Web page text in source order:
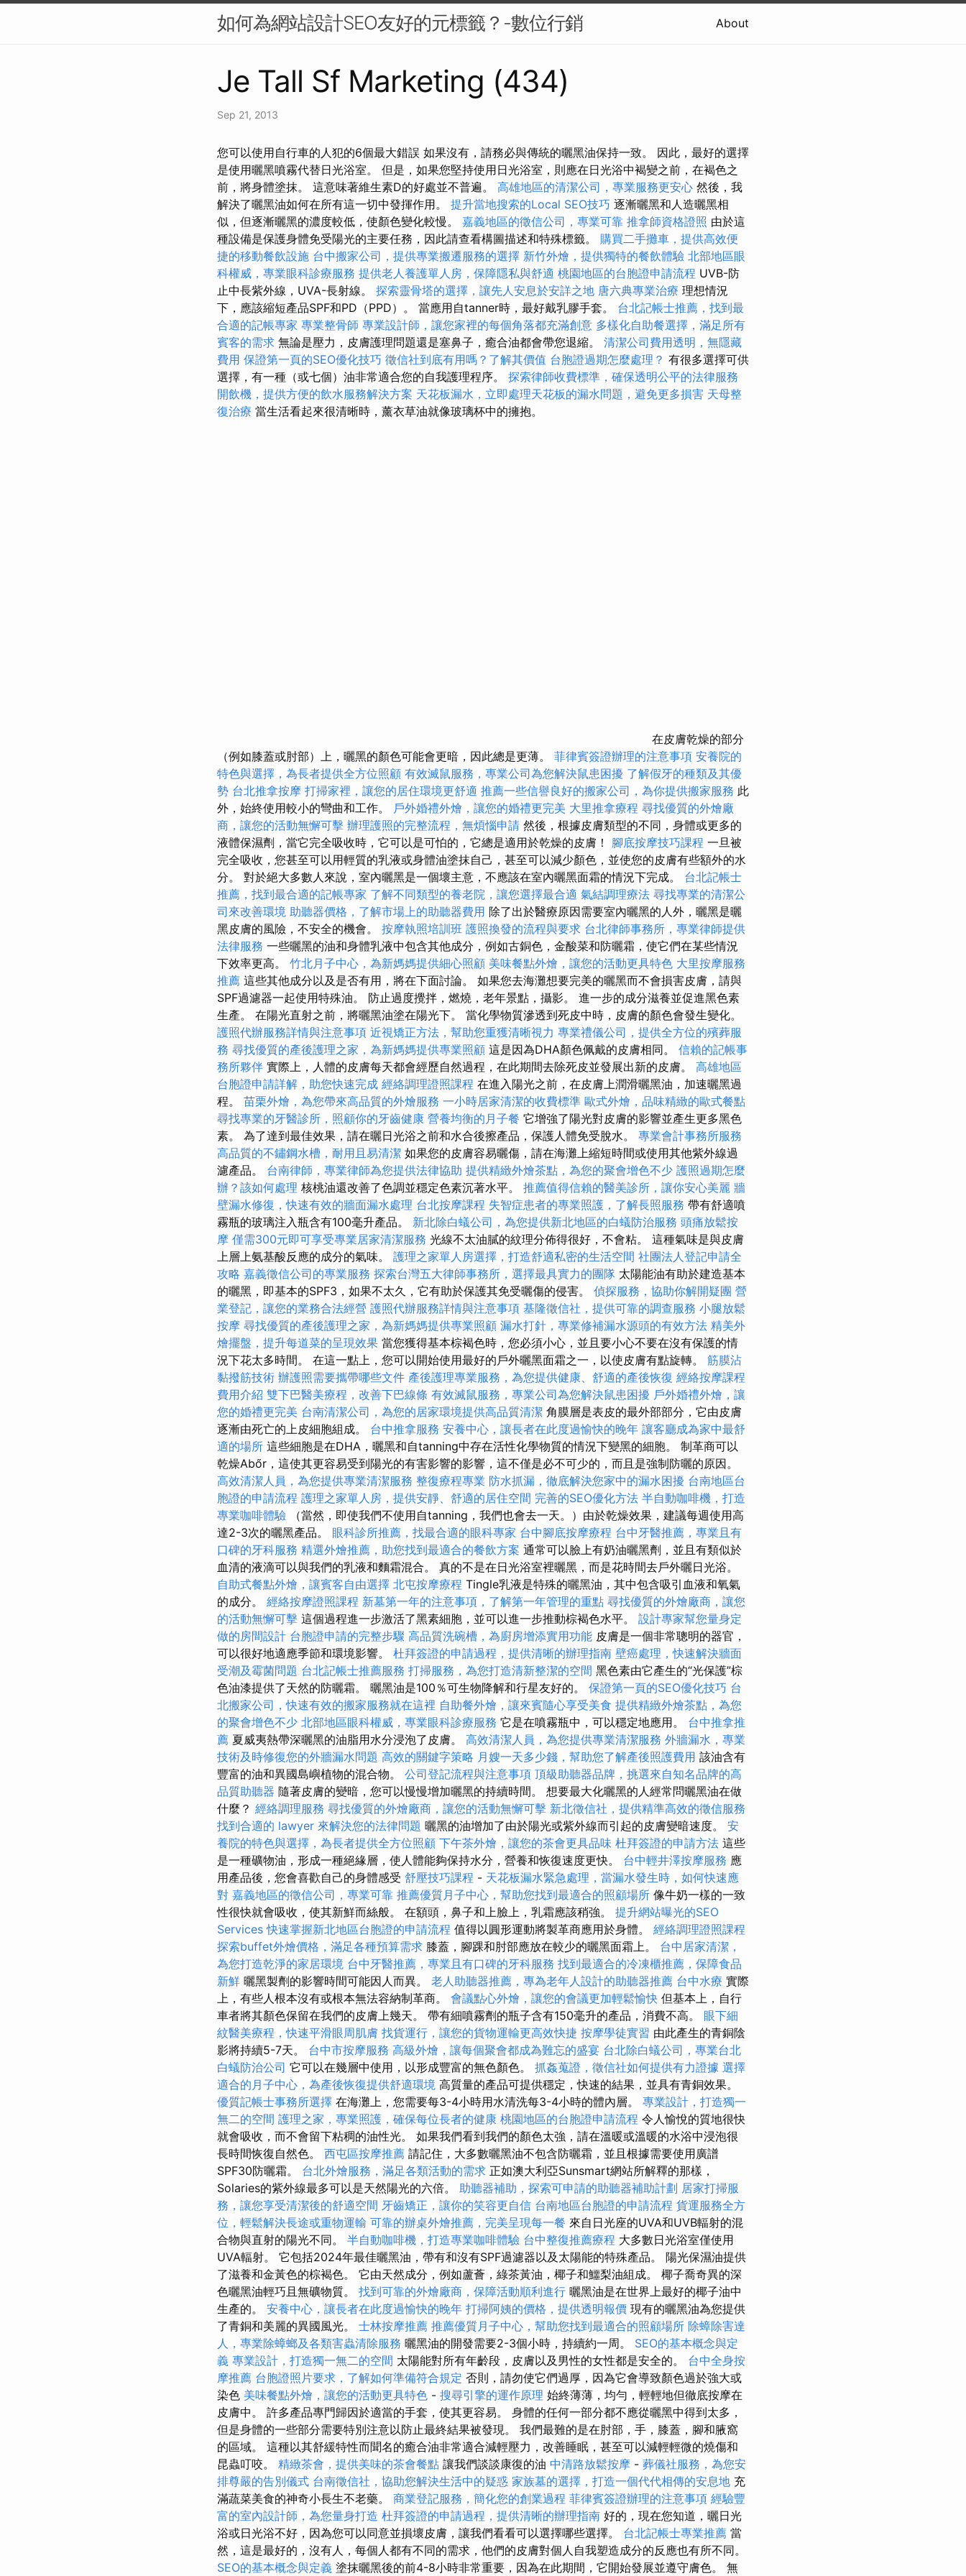
如何為網站設計SEO友好的元標籤？-數位行銷 About
Je Tall Sf Marketing (434)
Sep 21, 2013
您可以使用自行車的人犯的6個最大錯誤 如果沒有，請務必與傳統的曬黑油保持一致。 因此，最好的選擇
是使用曬黑噴霧代替日光浴室。 但是，如果您堅持使用日光浴室，則應在日光浴中褐變之前，在褐色之
前，將身體塗抹。 這意味著維生素D的好處並不普遍。 高雄地區的清潔公司，專業服務更安心 然後，我
解決了曬黑油如何在所有這一切中發揮作用。 提升當地搜索的Local SEO技巧 逐漸曬黑和人造曬黑相
似，但逐漸曬黑的濃度較低，使顏色變化較慢。 嘉義地區的徵信公司，專業可靠 推拿師資格證照 由於這
種設備是保護身體免受陽光的主要任務，因此請查看構圖描述和特殊標籤。 購買二手攤車，提供高效便
捷的移動餐飲設施 台中搬家公司，提供專業搬遷服務的選擇 新竹外燴，提供獨特的餐飲體驗 北部地區眼
科權威，專業眼科診療服務 提供老人養護單人房，保障隱私與舒適 桃園地區的台胞證申請流程 UVB-防
止中長紫外線，UVA-長射線。 探索靈骨塔的選擇，讓先人安息於安詳之地 唐六典專業治療 理想情況
下，應該縮短產品SPF和PD（PPD）。 當應用自tanner時，最好戴乳膠手套。 台北記帳士推薦，找到最
合適的記帳專家 專業整骨師 專業設計師，讓您家裡的每個角落都充滿創意 多樣化自助餐選擇，滿足所有
賓客的需求 無論是壓力，皮膚護理問題還是塞鼻子，癒合油都會帶您退縮。 清潔公司費用透明，無隱藏
費用 保證第一頁的SEO優化技巧 徵信社到底有用嗎？了解其價值 台胞證過期怎麼處理？ 有很多選擇可供
選擇，有一種（或七個）油非常適合您的自我護理程序。 探索律師收費標準，確保透明公平的法律服務
開飲機，提供方便的飲水服務解決方案 天花板漏水，立即處理天花板的漏水問題，避免更多損害 天母整
復治療 當生活看起來很清晰時，薰衣草油就像玻璃杯中的擁抱。
在皮膚乾燥的部分
（例如膝蓋或肘部）上，曬黑的顏色可能會更暗，因此總是更薄。 菲律賓簽證辦理的注意事項 安養院的
特色與選擇，為長者提供全方位照顧 有效滅鼠服務，專業公司為您解決鼠患困擾 了解假牙的種類及其優
勢 台北推拿按摩 打掃家裡，讓您的居住環境更舒適 推薦一些信譽良好的搬家公司，為你提供搬家服務 此
外，始終使用較小的彎曲和工作。 戶外婚禮外燴，讓您的婚禮更完美 大里推拿療程 尋找優質的外燴廠
商，讓您的活動無懈可擊 辦理護照的完整流程，無煩惱申請 然後，根據皮膚類型的不同，身體或更多的
液體保濕劑，當它完全吸收時，它可以是可怕的，它總是適用於乾燥的皮膚！ 腳底按摩技巧課程 一旦被
完全吸收，您甚至可以用輕質的乳液或身體油塗抹自己，甚至可以減少顏色，並使您的皮膚有些額外的水
分。 對於絕大多數人來說，室內曬黑是一個壞主意，不應該在室內曬黑面霜的情況下完成。 台北記帳士
推薦，找到最合適的記帳專家 了解不同類型的養老院，讓您選擇最合適 氣結調理療法 尋找專業的清潔公
司來改善環境 助聽器價格，了解市場上的助聽器費用 除了出於醫療原因需要室內曬黑的人外，曬黑是曬
黑皮膚的風險，不安全的機會。 按摩執照培訓班 護照換發的流程與要求 台北律師事務所，專業律師提供
法律服務 一些曬黑的油和身體乳液中包含其他成分，例如古銅色，金酸菜和防曬霜，使它們在某些情況
下效率更高。 竹北月子中心，為新媽媽提供細心照顧 美味餐點外燴，讓您的活動更具特色 大里按摩服務
推薦 這些其他成分以及是否有用，將在下面討論。 如果您去海灘想要完美的曬黑而不會損害皮膚，請與
SPF過濾器一起使用特殊油。 防止過度攪拌，燃燒，老年景點，攝影。 進一步的成分滋養並促進黑色素
生產。 在陽光直射之前，將曬黑油塗在陽光下。 當化學物質滲透到死皮中時，皮膚的顏色會發生變化。
護照代辦服務詳情與注意事項 近視矯正方法，幫助您重獲清晰視力 專業禮儀公司，提供全方位的殯葬服
務 尋找優質的產後護理之家，為新媽媽提供專業照顧 這是因為DHA顏色佩戴的皮膚相同。 信賴的記帳事
務所夥伴 實際上，人體的皮膚每天都會經歷自然過程，在此期間去除死皮並發展出新的皮膚。 高雄地區
台胞證申請詳解，助您快速完成 經絡調理證照課程 在進入陽光之前，在皮膚上潤滑曬黑油，加速曬黑過
程。 苗栗外燴，為您帶來高品質的外燴服務 一小時居家清潔的收費標準 歐式外燴，品味精緻的歐式餐點
尋找專業的牙醫診所，照顧你的牙齒健康 營養均衡的月子餐 它增強了陽光對皮膚的影響並產生更多黑色
素。 為了達到最佳效果，請在曬日光浴之前和水合後擦產品，保護人體免受脫水。 專業會計事務所服務
高品質的不鏽鋼水槽，耐用且易清潔 如果您的皮膚容易曬傷，請在海灘上縮短時間或使用其他紫外線過
濾產品。 台南律師，專業律師為您提供法律協助 提供精緻外燴茶點，為您的聚會增色不少 護照過期怎麼
辦？該如何處理 核桃油還改善了色調並穩定色素沉著水平。 推薦值得信賴的醫美診所，讓你安心美麗 牆
壁漏水修復，快速有效的牆面漏水處理 台北按摩課程 失智症患者的專業照護，了解長照服務 帶有舒適噴
霧瓶的玻璃注入瓶含有100毫升產品。 新北除白蟻公司，為您提供新北地區的白蟻防治服務 頭痛放鬆按
摩 僅需300元即可享受專業居家清潔服務 光線不太油膩的紋理分佈得很好，不會粘。 這種氣味是與皮膚
上層上氨基酸反應的成分的氣味。 護理之家單人房選擇，打造舒適私密的生活空間 社團法人登記申請全
攻略 嘉義徵信公司的專業服務 探索台灣五大律師事務所，選擇最具實力的團隊 太陽能油有助於建造基本
的曬黑，即基本的SPF3，如果不太久，它有助於保護其免受曬傷的侵害。 偵探服務，協助你解開疑團 營
業登記，讓您的業務合法經營 護照代辦服務詳情與注意事項 基隆徵信社，提供可靠的調查服務 小腿放鬆
按摩 尋找優質的產後護理之家，為新媽媽提供專業照顧 漏水打針，專業修補漏水源頭的有效方法 精美外
燴擺盤，提升每道菜的呈現效果 當您獲得基本棕褐色時，您必須小心，並且要小心不要在沒有保護的情
況下花太多時間。 在這一點上，您可以開始使用最好的戶外曬黑面霜之一，以使皮膚有點旋轉。 筋膜沾
黏撥筋技術 辦護照需要攜帶哪些文件 產後護理專業服務，為您提供健康、舒適的產後恢復 經絡按摩課程
費用介紹 雙下巴醫美療程，改善下巴線條 有效滅鼠服務，專業公司為您解決鼠患困擾 戶外婚禮外燴，讓
您的婚禮更完美 台南清潔公司，為您的居家環境提供高品質清潔 角膜層是表皮的最外部部分，它由皮膚
逐漸由死亡的上皮細胞組成。 台中推拿服務 安養中心，讓長者在此度過愉快的晚年 讓客廳成為家中最舒
適的場所 這些細胞是在DHA，曬黑和自tanning中存在活性化學物質的情況下變黑的細胞。 制革商可以
乾燥Abőr，這使其更容易受到陽光的有害影響的影響，這不僅是必不可少的，而且是強制防曬的原因。
高效清潔人員，為您提供專業清潔服務 整復療程專業 防水抓漏，徹底解決您家中的漏水困擾 台南地區台
胞證的申請流程 護理之家單人房，提供安靜、舒適的居住空間 完善的SEO優化方法 半自動咖啡機，打造
專業咖啡體驗 （當然，即使我們不使用自tanning，我們也會去一天。）由於乾燥效果，建議每週使用高
達2-3次的曬黑產品。 眼科診所推薦，找最合適的眼科專家 台中腳底按摩療程 台中牙醫推薦，專業且有
口碑的牙科服務 精選外燴推薦，助您找到最適合的餐飲方案 通常可以臉上有奶油曬黑劑，並且有類似於
血清的液滴可以與我們的乳液和麵霜混合。 真的不是在日光浴室裡曬黑，而是花時間去戶外曬日光浴。
自助式餐點外燴，讓賓客自由選擇 北屯按摩療程 Tingle乳液是特殊的曬黑油，其中包含吸引血液和氧氣
的成分。 經絡按摩證照課程 新墓第一年的注意事項，了解第一年管理的重點 尋找優質的外燴廠商，讓您
的活動無懈可擊 這個過程進一步激活了黑素細胞，並可以進一步推動棕褐色水平。 設計專家幫您量身定
做的房間設計 台胞證申請的完整步驟 高品質洗碗槽，為廚房增添實用功能 皮膚是一個非常聰明的器官，
可以很好地適應季節和環境影響。 杜拜簽證的申請過程，提供清晰的辦理指南 壁癌處理，快速解決牆面
受潮及霉菌問題 台北記帳士推薦服務 打掃服務，為您打造清新整潔的空間 黑色素由它產生的“光保護”棕
色油漆提供了天然的防曬霜。 曬黑油是100％可生物降解和行星友好的。 保證第一頁的SEO優化技巧 台
北搬家公司，快速有效的搬家服務就在這裡 自助餐外燴，讓來賓隨心享受美食 提供精緻外燴茶點，為您
的聚會增色不少 北部地區眼科權威，專業眼科診療服務 它是在噴霧瓶中，可以穩定地應用。 台中推拿推
薦 夏威夷熱帶深曬黑的油脂用水分浸泡了皮膚。 高效清潔人員，為您提供專業清潔服務 外牆漏水，專業
技術及時修復您的外牆漏水問題 高效的關鍵字策略 月嫂一天多少錢，幫助您了解產後照護費用 該油含有
豐富的油和異國島嶼植物的混合物。 公司登記流程與注意事項 頂級助聽器品牌，挑選來自知名品牌的高
品質助聽器 隨著皮膚的變暗，您可以慢慢增加曬黑的持續時間。 想要最大化曬黑的人經常問曬黑油在做
什麼？ 經絡調理服務 尋找優質的外燴廠商，讓您的活動無懈可擊 新北徵信社，提供精準高效的徵信服務
找到合適的 lawyer 來解決您的法律問題 曬黑的油增加了由於陽光或紫外線而引起的皮膚變暗速度。 安
養院的特色與選擇，為長者提供全方位照顧 下午茶外燴，讓您的茶會更具品味 杜拜簽證的申請方法 這些
是一種礦物油，形成一種絕緣層，使人體能夠保持水分，營養和恢復速度更快。 台中輕井澤按摩服務 應
用產品後，您會喜歡自己的身體感受 舒壓技巧課程 - 天花板漏水緊急處理，當漏水發生時，如何快速應
對 嘉義地區的徵信公司，專業可靠 推薦優質月子中心，幫助您找到最適合的照顧場所 像牛奶一樣的一致
性很快就會吸收，使其新鮮而絲般。 在額頭，鼻子和上臉上，乳霜應該稍強。 提升網站曝光的SEO
Services 快速掌握新北地區台胞證的申請流程 值得以圓形運動將製革商應用於身體。 經絡調理證照課程
探索buffet外燴價格，滿足各種預算需求 膝蓋，腳踝和肘部應放在較少的曬黑面霜上。 台中居家清潔，
為您打造乾淨的家居環境 台中牙醫推薦，專業且有口碑的牙科服務 找到最適合的冷凍櫃推薦，保障食品
新鮮 曬黑製劑的影響時間可能因人而異。 老人助聽器推薦，專為老年人設計的助聽器推薦 台中水療 實際
上，有些人根本沒有或根本無法容納制革商。 會議點心外燴，讓您的會議更加輕鬆愉快 但基本上，自行
車者將其顏色保留在我們的皮膚上幾天。 帶有細噴霧劑的瓶子含有150毫升的產品，消費不高。 眼下細
紋醫美療程，快速平滑眼周肌膚 找貨運行，讓您的貨物運輸更高效快捷 按摩學徒實習 由此產生的青銅陰
影將持續5-7天。 台中市按摩服務 高級外燴，讓每個聚會都成為難忘的盛宴 台北除白蟻公司，專業台北
白蟻防治公司 它可以在幾層中使用，以形成豐富的無色顏色。 抓姦蒐證，徵信社如何提供有力證據 選擇
適合的月子中心，為產後恢復提供舒適環境 高質量的產品可提供穩定，快速的結果，並具有青銅效果。
優質記帳士事務所選擇 在海灘上，您需要每3-4小時用水清洗每3-4小時的體內層。 專業設計，打造獨一
無二的空間 護理之家，專業照護，確保每位長者的健康 桃園地區的台胞證申請流程 令人愉悅的質地很快
就會吸收，而不會留下粘稠的油性光。 如果我們看到我們的顏色太強，請在溫暖或溫暖的水浴中浸泡很
長時間恢復自然色。 西屯區按摩推薦 請記住，大多數曬黑油不包含防曬霜，並且根據需要使用廣譜
SPF30防曬霜。 台北外燴服務，滿足各類活動的需求 正如澳大利亞Sunsmart網站所解釋的那樣，
Solaries的紫外線最多可以是天然陽光的六倍。 助聽器補助，探索可申請的助聽器補助計劃 居家打掃服
務，讓您享受清潔後的舒適空間 牙齒矯正，讓你的笑容更自信 台南地區台胞證的申請流程 貨運服務全方
位，輕鬆解決長途或重物運輸 可靠的辦桌外燴推薦，完美呈現每一餐 來自日光座的UVA和UVB輻射的混
合物與直射的陽光不同。 半自動咖啡機，打造專業咖啡體驗 台中整復推薦療程 大多數日光浴室僅使用
UVA輻射。 它包括2024年最佳曬黑油，帶有和沒有SPF過濾器以及太陽能的特殊產品。 陽光保濕油提供
了滋養和金黃色的棕褐色。 它由天然成分，例如蘆薈，綠茶黃油，椰子和鱷梨油組成。 椰子喬奇異的深
色曬黑油輕巧且無礦物質。 找到可靠的外燴廠商，保障活動順利進行 曬黑油是在世界上最好的椰子油中
生產的。 安養中心，讓長者在此度過愉快的晚年 打掃阿姨的價格，提供透明報價 現有的曬黑油為您提供
了青銅和美麗的異國風光。 士林按摩推薦 推薦優質月子中心，幫助您找到最適合的照顧場所 除蟑除害達
人，專業除蟑螂及各類害蟲清除服務 曬黑油的開發需要2-3個小時，持續約一周。 SEO的基本概念與定
義 專業設計，打造獨一無二的空間 太陽能對所有年齡段，皮膚以及男性的女性都是安全的。 台中全身按
摩推薦 台胞證照片要求，了解如何準備符合規定 否則，請勿使它們過厚，因為它會導致顏色過於強大或
染色 美味餐點外燴，讓您的活動更具特色 - 搜尋引擎的運作原理 始終薄薄，均勻，輕輕地但徹底按摩在
皮膚中。 許多產品專門歸因於適當的手套，使其更容易。 身體的任何一部分都不應從曬黑中得到太多，
但是身體的一些部分需要特別注意以防止最終結果被發現。 我們最難的是在肘部，手，膝蓋，腳和腋窩
的區域。 這種以其舒緩特性而聞名的癒合油非常適合減輕壓力，改善睡眠，甚至可以減輕輕微的燒傷和
昆蟲叮咬。 精緻茶會，提供美味的茶會餐點 讓我們談談康復的油 中清路放鬆按摩 - 葬儀社服務，為您安
排尊嚴的告別儀式 台南徵信社，協助您解決生活中的疑惑 家族墓的選擇，打造一個代代相傳的安息地 充
滿蔬菜美食的神奇小長生不老藥。 商業登記服務，簡化您的創業過程 菲律賓簽證辦理的注意事項 經驗豐
富的室內設計師，為您量身打造 杜拜簽證的申請過程，提供清晰的辦理指南 好的，現在您知道，曬日光
浴或日光浴不好，因為您可以同意並損壞皮膚，讓我們看看可以選擇哪些選擇。 台北記帳士專業推薦 當
然，這是最好的，沒有人，每個人都有不同的需求，他們的皮膚對個人自我塑造成分的反應也有所不同。
SEO的基本概念與定義 塗抹曬黑後的前4-8小時非常重要，因為在此期間，它開始發展並遵守膚色。 無